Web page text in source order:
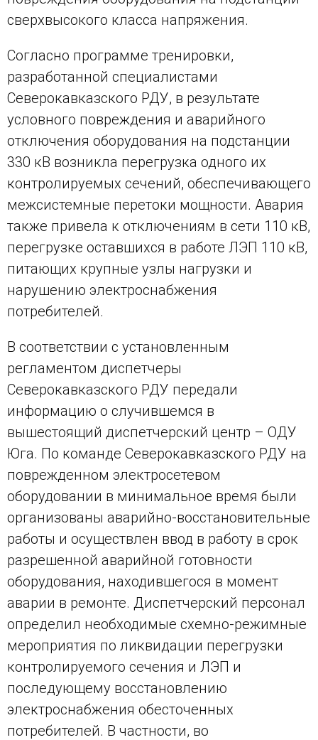
сверхвысокого класса напряжения.
Согласно программе тренировки,
разработанной специалистами
Северокавказского РДУ, в результате
условного повреждения и аварийного
отключения оборудования на подстанции
330 кВ возникла перегрузка одного их
контролируемых сечений, обеспечивающего
межсистемные перетоки мощности. Авария
также привела к отключениям в сети 110 кВ,
перегрузке оставшихся в работе ЛЭП 110 кВ,
питающих крупные узлы нагрузки и
нарушению электроснабжения
потребителей.
В соответствии с установленным
регламентом диспетчеры
Северокавказского РДУ передали
информацию о случившемся в
вышестоящий диспетчерский центр – ОДУ
Юга. По команде Северокавказского РДУ на
поврежденном электросетевом
оборудовании в минимальное время были
организованы аварийно-восстановительные
работы и осуществлен ввод в работу в срок
разрешенной аварийной готовности
оборудования, находившегося в момент
аварии в ремонте. Диспетчерский персонал
определил необходимые схемно-режимные
мероприятия по ликвидации перегрузки
контролируемого сечения и ЛЭП и
последующему восстановлению
электроснабжения обесточенных
потребителей. В частности, во